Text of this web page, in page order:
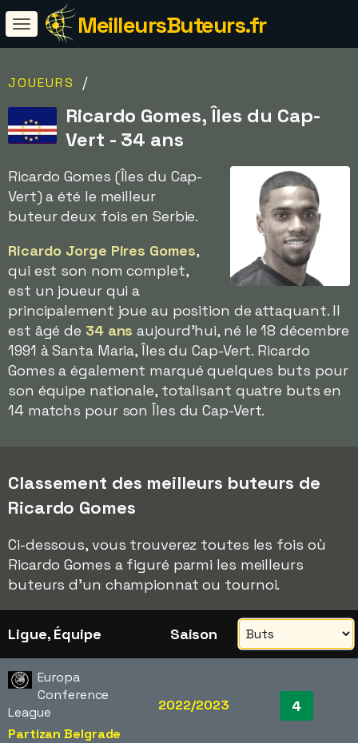
MeilleursButeurs.fr
JOUEURS /
Ricardo Gomes, Îles du Cap-
Vert - 34 ans
Ricardo Gomes (Îles du Cap-
Vert) a été le meilleur
buteur deux fois en Serbie.
Ricardo Jorge Pires Gomes,
qui est son nom complet,
est un joueur qui a
principalement joue au position de attaquant. Il
est âgé de 34 ans aujourd'hui, né le 18 décembre
1991 à Santa Maria, Îles du Cap-Vert. Ricardo
Gomes a également marqué quelques buts pour
son équipe nationale, totalisant quatre buts en
14 matchs pour son Îles du Cap-Vert.
Classement des meilleurs buteurs de
Ricardo Gomes
Ci-dessous, vous trouverez toutes les fois où
Ricardo Gomes a figuré parmi les meilleurs
buteurs d'un championnat ou tournoi.
Ligue, Équipe Saison
Europa
Conference
League
Partizan Belgrade
2022/2023 4